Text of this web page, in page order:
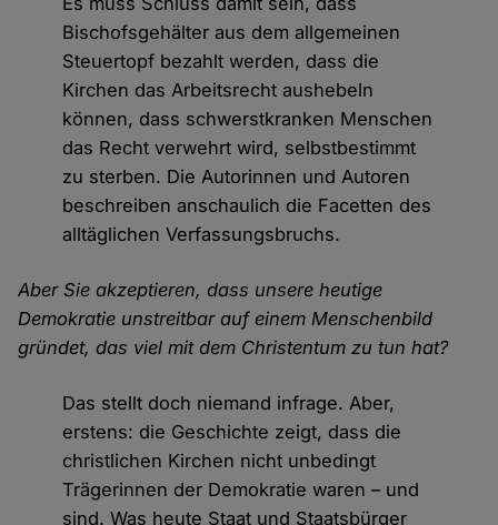
Bischofsgehälter aus dem allgemeinen
Steuertopf bezahlt werden, dass die
Kirchen das Arbeitsrecht aushebeln
können, dass schwerstkranken Menschen
das Recht verwehrt wird, selbstbestimmt
zu sterben. Die Autorinnen und Autoren
beschreiben anschaulich die Facetten des
alltäglichen Verfassungsbruchs.
Aber Sie akzeptieren, dass unsere heutige
Demokratie unstreitbar auf einem Menschenbild
gründet, das viel mit dem Christentum zu tun hat?
Das stellt doch niemand infrage. Aber,
erstens: die Geschichte zeigt, dass die
christlichen Kirchen nicht unbedingt
Trägerinnen der Demokratie waren – und
sind. Was heute Staat und Staatsbürger